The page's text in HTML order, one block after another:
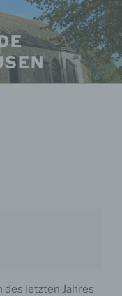
des letzten Jahres